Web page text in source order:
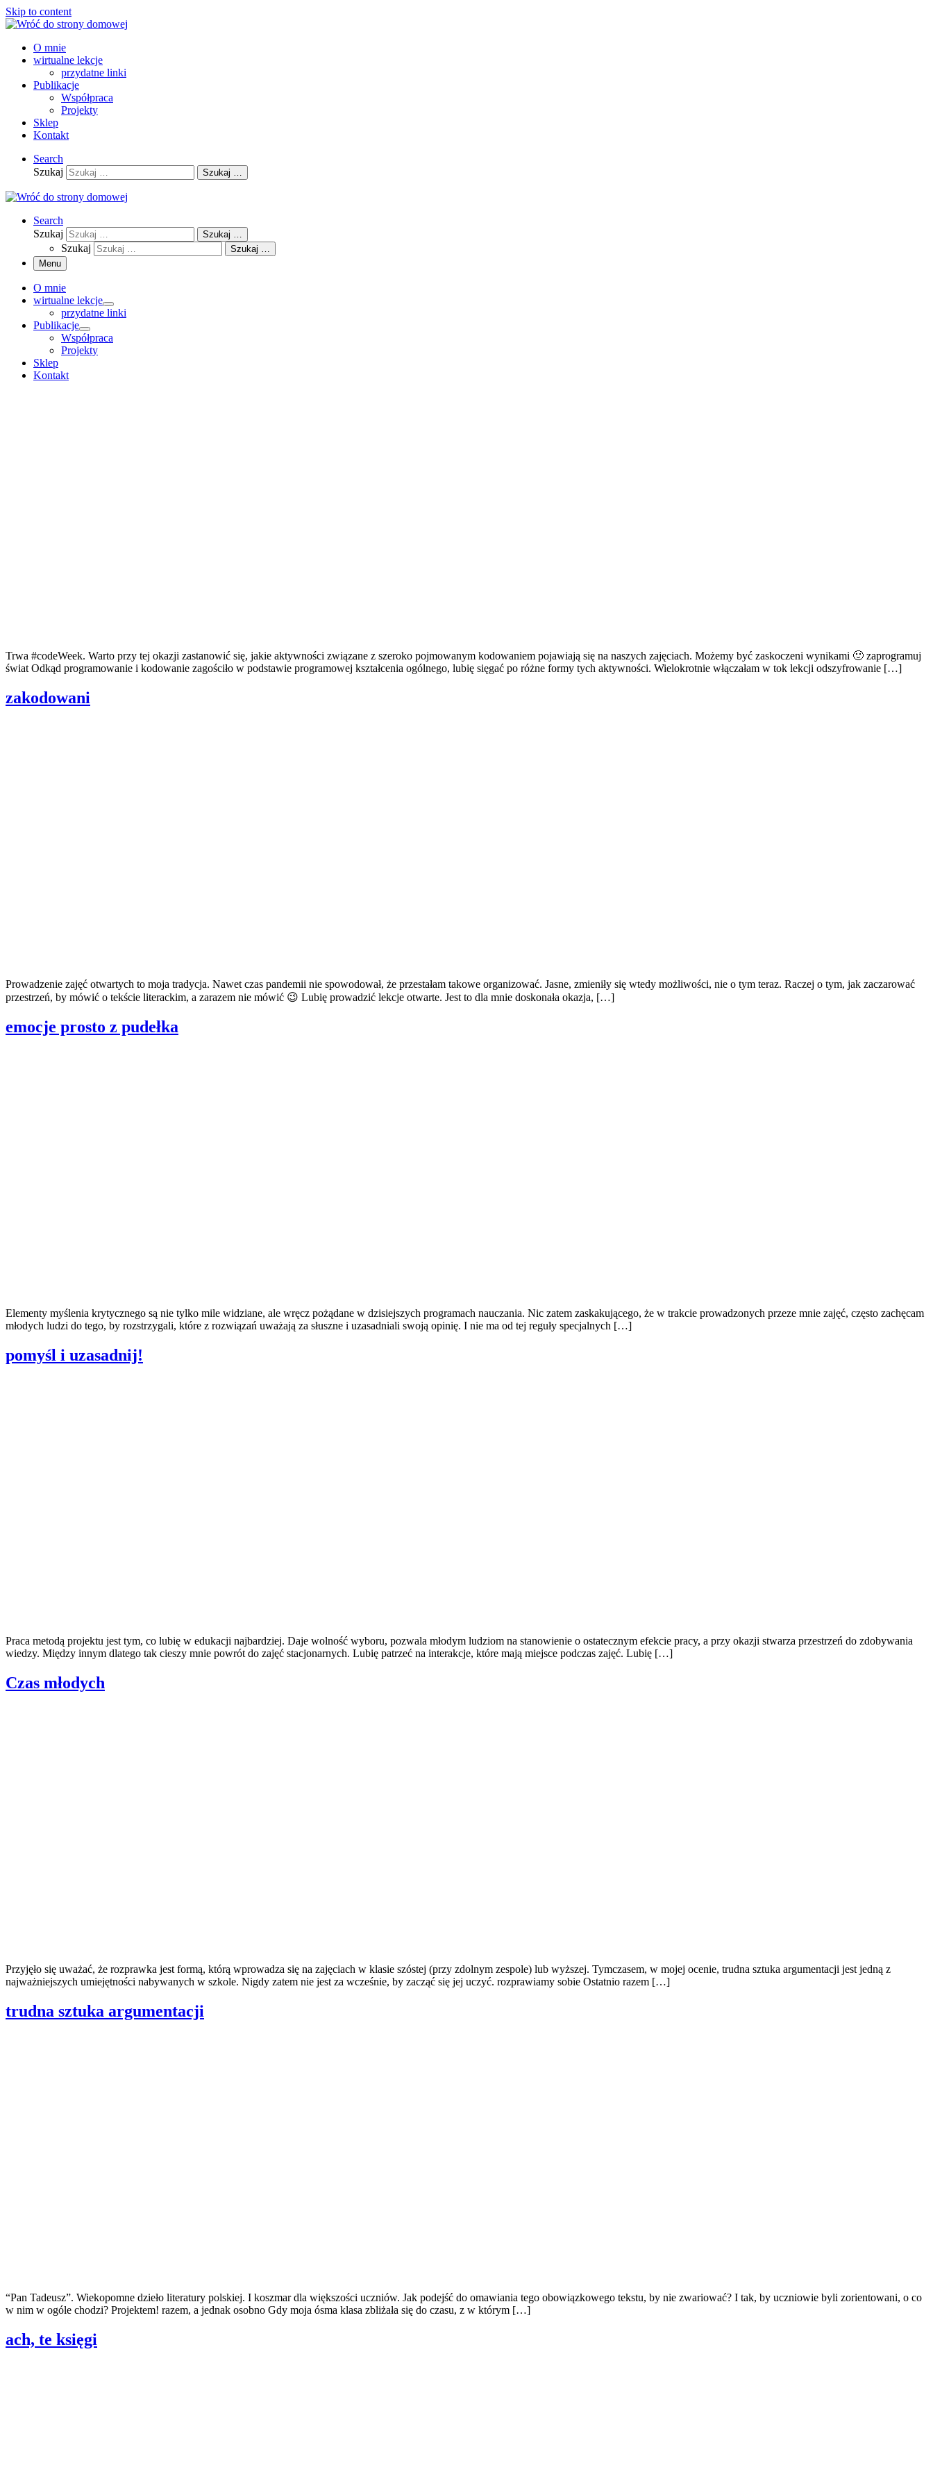
Skip to content
O mnie
wirtualne lekcje
przydatne linki
Publikacje
Współpraca
Projekty
Sklep
Kontakt
Search
Szukaj
Szukaj …
Search
Szukaj
Szukaj …
Szukaj
Szukaj …
Menu
O mnie
wirtualne lekcje
przydatne linki
Publikacje
Współpraca
Projekty
Sklep
Kontakt
Trwa #codeWeek. Warto przy tej okazji zastanowić się, jakie aktywności związane z szeroko pojmowanym kodowaniem pojawiają się na naszych zajęciach. Możemy być zaskoczeni wynikami 🙂 zaprogramuj
świat Odkąd programowanie i kodowanie zagościło w podstawie programowej kształcenia ogólnego, lubię sięgać po różne formy tych aktywności. Wielokrotnie włączałam w tok lekcji odszyfrowanie […]
zakodowani
Prowadzenie zajęć otwartych to moja tradycja. Nawet czas pandemii nie spowodował, że przestałam takowe organizować. Jasne, zmieniły się wtedy możliwości, nie o tym teraz. Raczej o tym, jak zaczarować
przestrzeń, by mówić o tekście literackim, a zarazem nie mówić 😉 Lubię prowadzić lekcje otwarte. Jest to dla mnie doskonała okazja, […]
emocje prosto z pudełka
Elementy myślenia krytycznego są nie tylko mile widziane, ale wręcz pożądane w dzisiejszych programach nauczania. Nic zatem zaskakującego, że w trakcie prowadzonych przeze mnie zajęć, często zachęcam
młodych ludzi do tego, by rozstrzygali, które z rozwiązań uważają za słuszne i uzasadniali swoją opinię. I nie ma od tej reguły specjalnych […]
pomyśl i uzasadnij!
Praca metodą projektu jest tym, co lubię w edukacji najbardziej. Daje wolność wyboru, pozwala młodym ludziom na stanowienie o ostatecznym efekcie pracy, a przy okazji stwarza przestrzeń do zdobywania
wiedzy. Między innym dlatego tak cieszy mnie powrót do zajęć stacjonarnych. Lubię patrzeć na interakcje, które mają miejsce podczas zajęć. Lubię […]
Czas młodych
Przyjęło się uważać, że rozprawka jest formą, którą wprowadza się na zajęciach w klasie szóstej (przy zdolnym zespole) lub wyższej. Tymczasem, w mojej ocenie, trudna sztuka argumentacji jest jedną z
najważniejszych umiejętności nabywanych w szkole. Nigdy zatem nie jest za wcześnie, by zacząć się jej uczyć. rozprawiamy sobie Ostatnio razem […]
trudna sztuka argumentacji
“Pan Tadeusz”. Wiekopomne dzieło literatury polskiej. I koszmar dla większości uczniów. Jak podejść do omawiania tego obowiązkowego tekstu, by nie zwariować? I tak, by uczniowie byli zorientowani, o co
w nim w ogóle chodzi? Projektem! razem, a jednak osobno Gdy moja ósma klasa zbliżała się do czasu, z w którym […]
ach, te księgi